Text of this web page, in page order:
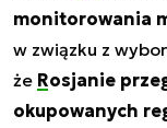
monitorowania
w związku z
że Rosjanie
okupowanych